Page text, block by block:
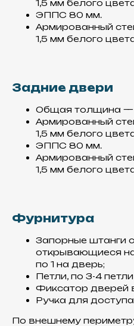
1,5 мм белого
ЭППС 80 мм.
Армированный
1,5 мм белого
Задние двери
Общая толщина —
Армированный
1,5 мм белого
ЭППС 80 мм.
Армированный
1,5 мм белого
Фурнитура
Запорные штанги
открывающиеся
по 1 на дверь;
Петли, по 3-4
Фиксатор дверей
Ручка для
По внешнему
для производства
комплектующих и
представлены в
нашем
КАТАЛОГЕ
Материалы
Производство
Основа нашего
склейки, что делает их
монолитными